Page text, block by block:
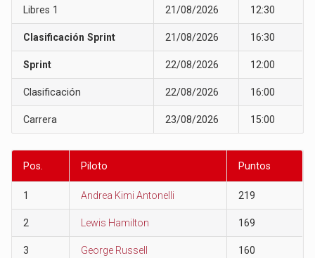
Libres 1 21/08/2026 12:30
Clasificación Sprint 21/08/2026 16:30
Sprint 22/08/2026 12:00
Clasificación 22/08/2026 16:00
Carrera 23/08/2026 15:00
Pos. Piloto Puntos
1 Andrea Kimi Antonelli 219
2 Lewis Hamilton 169
3 George Russell 160